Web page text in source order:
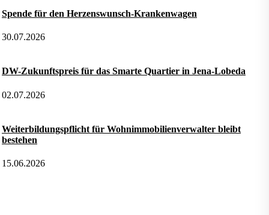
Spende für den Herzenswunsch-Krankenwagen
30.07.2026
DW-Zukunftspreis für das Smarte Quartier in Jena-Lobeda
02.07.2026
Weiterbildungspflicht für Wohnimmobilienverwalter bleibt
bestehen
15.06.2026